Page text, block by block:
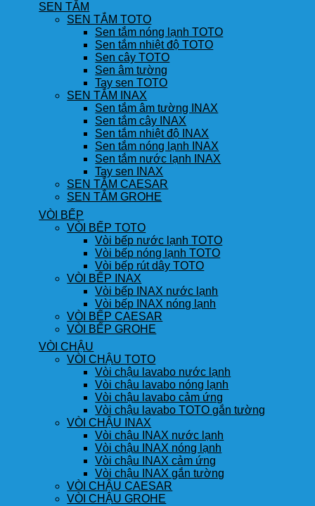
SEN TẮM
SEN TẮM TOTO
Sen tắm nóng lạnh TOTO
Sen tắm nhiệt độ TOTO
Sen cây TOTO
Sen âm tường
Tay sen TOTO
SEN TẮM INAX
Sen tắm âm tường INAX
Sen tắm cây INAX
Sen tắm nhiệt độ INAX
Sen tắm nóng lạnh INAX
Sen tắm nước lạnh INAX
Tay sen INAX
SEN TẮM CAESAR
SEN TẮM GROHE
VÒI BẾP
VÒI BẾP TOTO
Vòi bếp nước lạnh TOTO
Vòi bếp nóng lạnh TOTO
Vòi bếp rút dây TOTO
VÒI BẾP INAX
Vòi bếp INAX nước lạnh
Vòi bếp INAX nóng lạnh
VÒI BẾP CAESAR
VÒI BẾP GROHE
VÒI CHẬU
VÒI CHẬU TOTO
Vòi chậu lavabo nước lạnh
Vòi chậu lavabo nóng lạnh
Vòi chậu lavabo cảm ứng
Vòi chậu lavabo TOTO gắn tường
VÒI CHẬU INAX
Vòi chậu INAX nước lạnh
Vòi chậu INAX nóng lạnh
Vòi chậu INAX cảm ứng
Vòi chậu INAX gắn tường
VÒI CHẬU CAESAR
VÒI CHẬU GROHE